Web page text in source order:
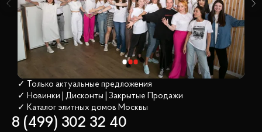
✓ Только актуальные предложения
✓ Новинки | Дисконты | Закрытые Продажи
✓ Каталог элитных домов Москвы
8 (499) 302 32 40